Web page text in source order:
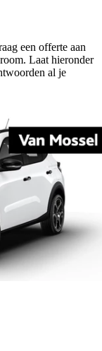
een offerte aan
Laat hieronder
al je